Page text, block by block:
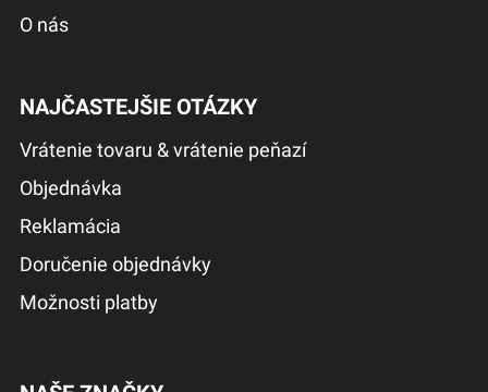
O nás
NAJČASTEJŠIE OTÁZKY
Vrátenie tovaru & vrátenie peňazí
Objednávka
Reklamácia
Doručenie objednávky
Možnosti platby